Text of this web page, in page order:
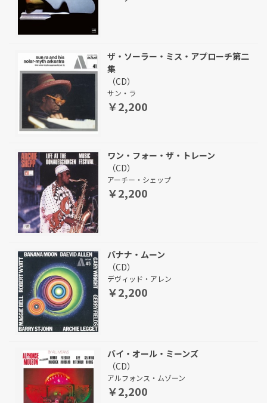
ザ・ソーラー・ミス・アプローチ第二
集
（CD）
サン・ラ
￥2,200
ワン・フォー・ザ・トレーン
（CD）
アーチー・シェップ
￥2,200
バナナ・ムーン
（CD）
デヴィッド・アレン
￥2,200
バイ・オール・ミーンズ
（CD）
アルフォンス・ムゾーン
￥2,200